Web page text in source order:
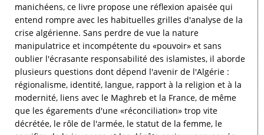
manichéens, ce livre propose une réflexion apaisée qui
entend rompre avec les habituelles grilles d'analyse de la
crise algérienne. Sans perdre de vue la nature
manipulatrice et incompétente du «pouvoir» et sans
oublier l'écrasante responsabilité des islamistes, il aborde
plusieurs questions dont dépend l'avenir de l'Algérie :
régionalisme, identité, langue, rapport à la religion et à la
modernité, liens avec le Maghreb et la France, de même
que les égarements d'une «réconciliation» trop vite
décrétée, le rôle de l'armée, le statut de la femme, le